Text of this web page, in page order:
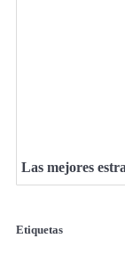
Las mejores
Etiquetas